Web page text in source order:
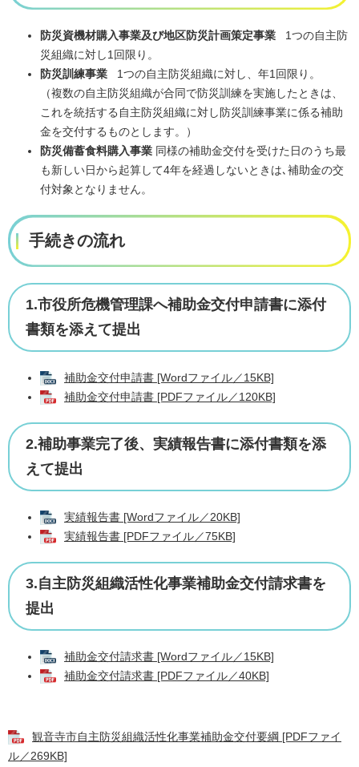
防災資機材購入事業及び地区防災計画策定事業​ 1つの自主防
災組織に対し1回限り。
防災訓練事業 1つの自主防災組織に対し、年1回限り。
（複数の自主防災組織が合同で防災訓練を実施したときは、
これを統括する自主防災組織に対し防災訓練事業に係る補助
金を交付するものとします。）
防災備蓄食料購入事業 同様の補助金交付を受けた日のうち最
も新しい日から起算して4年を経過しないときは､補助金の交
付対象となりません。
手続きの流れ
1.市役所危機管理課へ補助金交付申請書に添付
書類を添えて提出
補助金交付申請書 [Wordファイル／15KB]
補助金交付申請書 [PDFファイル／120KB]
2.補助事業完了後、実績報告書に添付書類を添
えて提出
実績報告書 [Wordファイル／20KB]
実績報告書 [PDFファイル／75KB]
3.自主防災組織活性化事業補助金交付請求書を
提出
補助金交付請求書 [Wordファイル／15KB]
補助金交付請求書 [PDFファイル／40KB]
観音寺市自主防災組織活性化事業補助金交付要綱 [PDFファイ
ル／269KB]